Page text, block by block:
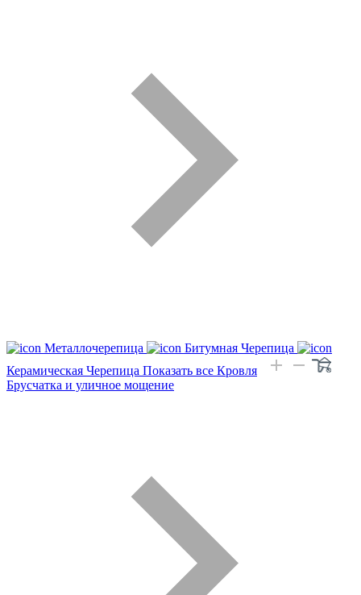
Металлочерепица
Битумная Черепица
Керамическая Черепица Показать все Кровля
Брусчатка и уличное мощение